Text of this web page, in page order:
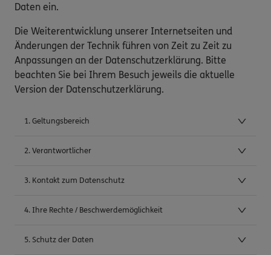
Daten ein.
Die Weiterentwicklung unserer Internetseiten und
Änderungen der Technik führen von Zeit zu Zeit zu
Anpassungen an der Datenschutzerklärung. Bitte
beachten Sie bei Ihrem Besuch jeweils die aktuelle
Version der Datenschutzerklärung.
1. Geltungsbereich
2. Verantwortlicher
3. Kontakt zum Datenschutz
4. Ihre Rechte / Beschwerdemöglichkeit
5. Schutz der Daten